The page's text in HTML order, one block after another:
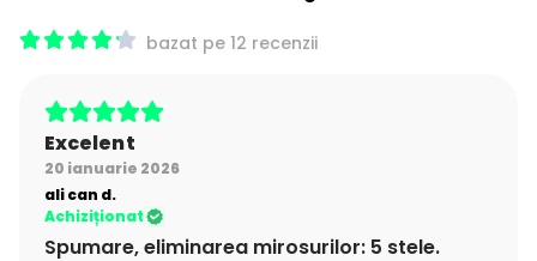
bazat pe 12 recenzii
Excelent
20 ianuarie 2026
ali can d.
Achiziționat
Spumare, eliminarea mirosurilor: 5 stele.